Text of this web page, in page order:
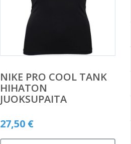
NIKE PRO COOL TANK
HIHATON
JUOKSUPAITA
27,50 €